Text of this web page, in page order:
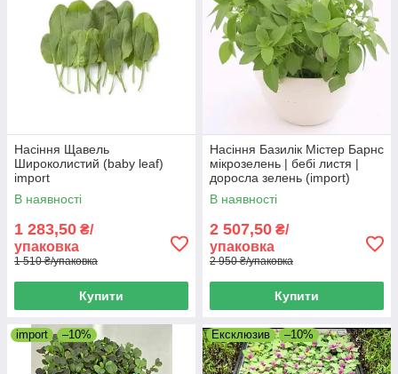
Насіння Щавель
Широколистий (baby leaf)
import
В наявності
1 283,50 ₴/
упаковка
1 510 ₴/упаковка
Купити
Насіння Базилік Містер Барнс
мікрозелень | бебі листя |
доросла зелень (import)
В наявності
2 507,50 ₴/
упаковка
2 950 ₴/упаковка
Купити
import –10% Ексклюзив –10%